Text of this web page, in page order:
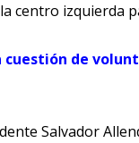
centro izquierda
cuestión de
Salvador